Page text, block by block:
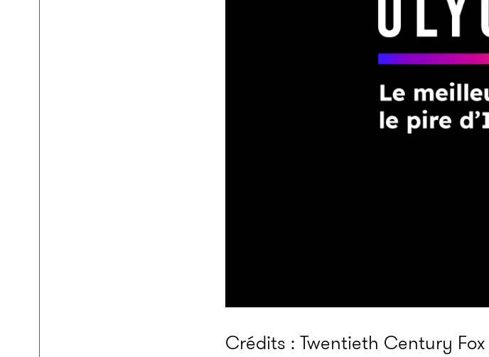
Crédits : Twentieth Century Fox